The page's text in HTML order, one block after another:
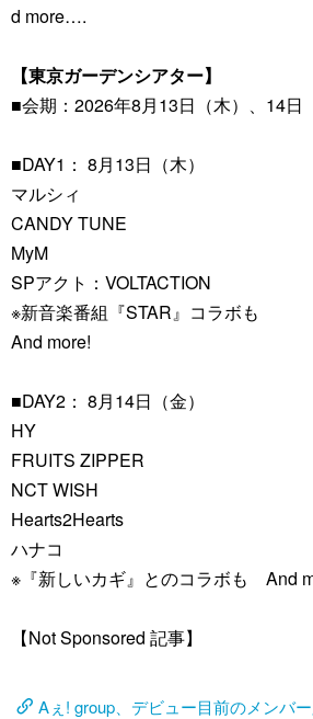
d more….
【東京ガーデンシアター】
■会期：2026年8月13日（木）、14日
■DAY1： 8月13日（木）
マルシィ
CANDY TUNE
MyM
SPアクト：VOLTACTION
※新音楽番組『STAR』コラボも
And more!
■DAY2： 8月14日（金）
HY
FRUITS ZIPPER
NCT WISH
Hearts2Hearts
ハナコ
※『新しいカギ』とのコラボも And
【Not Sponsored 記事】
Aぇ! group、デビュー目前のメンバ